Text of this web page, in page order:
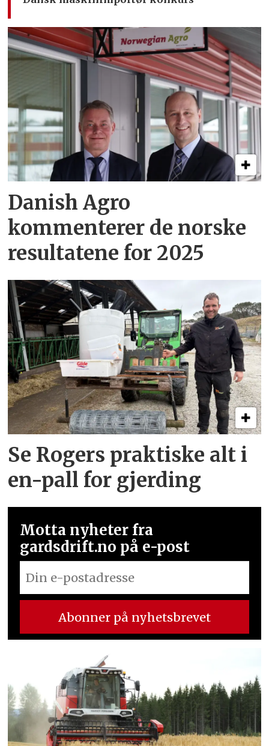
Danish Agro
kommenterer de norske
resultatene for 2025
Se Rogers praktiske alt i
en-pall for gjerding
Motta nyheter fra
gardsdrift.no på e-post